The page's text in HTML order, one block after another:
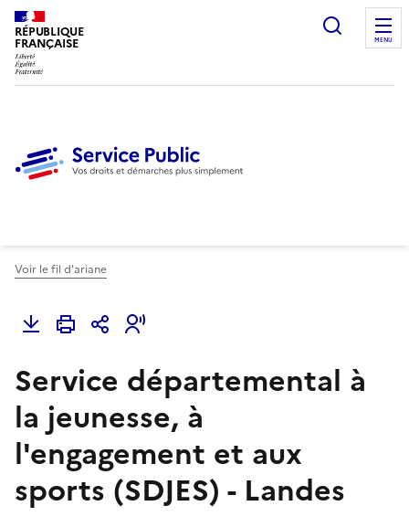
RÉPUBLIQUE
FRANÇAISE
Ouvrir
MENU
Voir le fil d'ariane
Service départemental à
la jeunesse, à
l'engagement et aux
sports (SDJES) - Landes